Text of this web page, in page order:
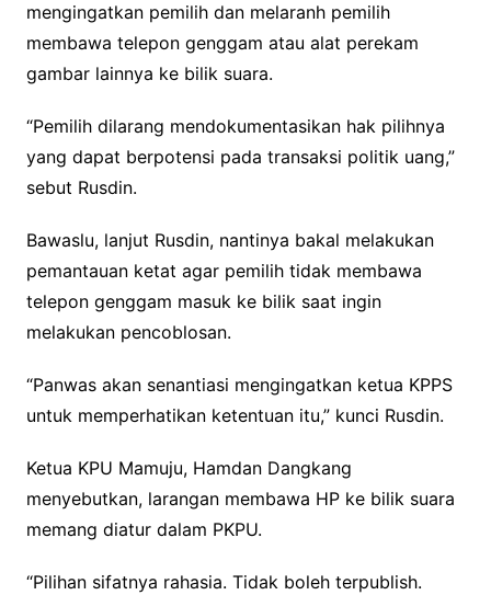
mengingatkan pemilih dan melaranh pemilih
membawa telepon genggam atau alat perekam
gambar lainnya ke bilik suara.
“Pemilih dilarang mendokumentasikan hak pilihnya
yang dapat berpotensi pada transaksi politik uang,”
sebut Rusdin.
Bawaslu, lanjut Rusdin, nantinya bakal melakukan
pemantauan ketat agar pemilih tidak membawa
telepon genggam masuk ke bilik saat ingin
melakukan pencoblosan.
“Panwas akan senantiasi mengingatkan ketua KPPS
untuk memperhatikan ketentuan itu,” kunci Rusdin.
Ketua KPU Mamuju, Hamdan Dangkang
menyebutkan, larangan membawa HP ke bilik suara
memang diatur dalam PKPU.
“Pilihan sifatnya rahasia. Tidak boleh terpublish.